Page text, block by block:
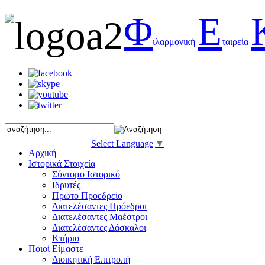
Φιλαρμονική Εταιρεία
Select Language ▼
Αρχική
Ιστορικά Στοιχεία
Σύντομο Ιστορικό
Ιδρυτές
Πρώτο Προεδρείο
Διατελέσαντες Πρόεδροι
Διατελέσαντες Μαέστροι
Διατελέσαντες Δάσκαλοι
Κτήριο
Ποιοί Είμαστε
Διοικητική Επιτροπή